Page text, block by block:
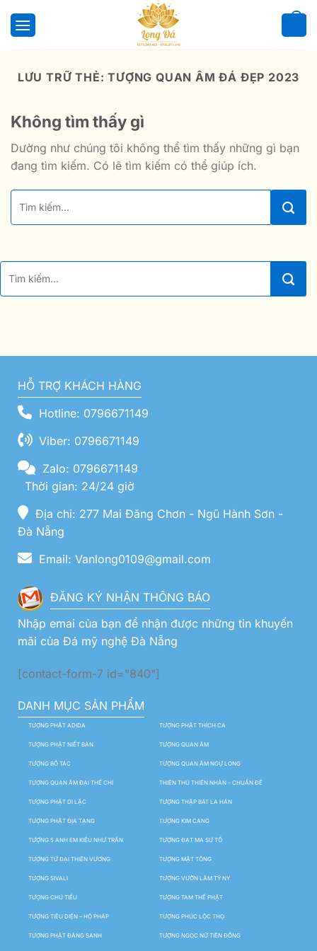
qua
LƯU TRỮ THẺ:TƯỢNG QUAN ÂM ĐÁ ĐẸP 2023
Không tìm thấy gì
Dường như chúng tôi không thể tìm thấy những gì bạn
đang tìm kiếm. Có lẽ tìm kiếm có thể giúp ích.
HỖ TRỢ KHÁCH HÀNG
Hotline: 0796671149
Viber: 0796671149
Zalo: 0796671149
Thời gian: 24/24 giờ
Địa chỉ: 277 Mai Đăng Chơn - Ngũ Hành Sơn -
Đà Nẵng
Email: Vanlong0109@gmail.com
ĐĂNG KÝ NHẬN THÔNG BÁO
Nhập emai của bạn để nhận được những tin khuyến
mãi của Đá mỹ nghệ Đà Nẵng
[contact-form-7 id="840"]
DANH MỤC SẢN PHẨM
TƯỢNG PHẬT ADIDA TƯỢNG PHẬT THÍCH CA
TƯỢNG PHẬT NIẾT BÀN TƯỢNG QUAN ÂM
TƯỢNG BỒ TÁC TƯỢNG QUAN ÂM NGỰ LONG
TƯỢNG QUAN ÂM ĐẠI THẾ CHÍ THIÊN THỦ THIÊN NHÃN – CHUẨN ĐỀ
TƯỢNG PHẬT DI LẶC TƯỢNG THẬP BÁT LA HÁN
TƯỢNG PHẬT ĐỊA TẠNG TƯỢNG KIM CANG
TƯỢNG 5 ANH EM KIỀU NHƯ TRẦN TƯỢNG ĐẠT MA SƯ TỔ
TƯỢNG TỨ ĐẠI THIÊN VƯƠNG TƯỢNG MẬT TÔNG
TƯỢNG SIVALI TƯỢNG VƯỜN LÂM TỲ NY
TƯỢNG CHÚ TIỂU TƯỢNG TAM THẾ PHẬT
TƯỢNG TIÊU DIỆN – HỘ PHÁP TƯỢNG PHÚC LỘC THỌ
TƯỢNG PHẬT ĐẢNG SANH TƯỢNG NGỌC NỮ TIÊN ĐỒNG